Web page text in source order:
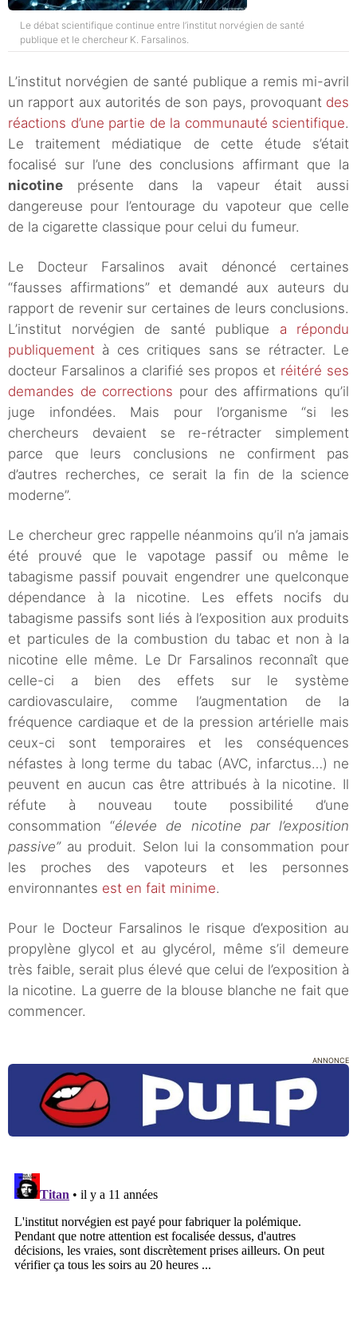
Le débat scientifique continue entre l’institut norvégien de santé
publique et le chercheur K. Farsalinos.
L’institut norvégien de santé publique a remis mi-avril
un rapport aux autorités de son pays, provoquant des
réactions d’une partie de la communauté scientifique.
Le traitement médiatique de cette étude s’était
focalisé sur l’une des conclusions affirmant que la
nicotine présente dans la vapeur était aussi
dangereuse pour l’entourage du vapoteur que celle
de la cigarette classique pour celui du fumeur.
Le Docteur Farsalinos avait dénoncé certaines
“fausses affirmations” et demandé aux auteurs du
rapport de revenir sur certaines de leurs conclusions.
L’institut norvégien de santé publique a répondu
publiquement à ces critiques sans se rétracter. Le
docteur Farsalinos a clarifié ses propos et réitéré ses
demandes de corrections pour des affirmations qu’il
juge infondées. Mais pour l’organisme “si les
chercheurs devaient se re-rétracter simplement
parce que leurs conclusions ne confirment pas
d’autres recherches, ce serait la fin de la science
moderne”.
Le chercheur grec rappelle néanmoins qu’il n’a jamais
été prouvé que le vapotage passif ou même le
tabagisme passif pouvait engendrer une quelconque
dépendance à la nicotine. Les effets nocifs du
tabagisme passifs sont liés à l’exposition aux produits
et particules de la combustion du tabac et non à la
nicotine elle même. Le Dr Farsalinos reconnaît que
celle-ci a bien des effets sur le système
cardiovasculaire, comme l’augmentation de la
fréquence cardiaque et de la pression artérielle mais
ceux-ci sont temporaires et les conséquences
néfastes à long terme du tabac (AVC, infarctus…) ne
peuvent en aucun cas être attribués à la nicotine. Il
réfute à nouveau toute possibilité d’une
consommation “élevée de nicotine par l’exposition
passive”au produit. Selon lui la consommation pour
les proches des vapoteurs et les personnes
environnantes est en fait minime.
Pour le Docteur Farsalinos le risque d’exposition au
propylène glycol et au glycérol, même s’il demeure
très faible, serait plus élevé que celui de l’exposition à
la nicotine. La guerre de la blouse blanche ne fait que
commencer.
ANNONCE